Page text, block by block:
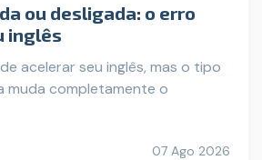
ou desligada: o erro
inglês
acelerar seu inglês, mas o tipo
muda completamente o
07 Ago 2026